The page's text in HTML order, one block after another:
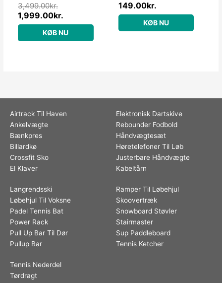
50kg
3,499.00kr.
1,999.00kr.
KØB NU
149.00kr.
KØB NU
Airtrack Til Haven
Ankelvægte
Bænkpres
Billardkø
Crossfit Sko
El Klaver
Elektronisk Dartskive
Rebounder Fodbold
Håndvægtesæt
Høretelefoner Til Løb
Justerbare Håndvægte
Kabeltårn
Langrendsski
Løbehjul Til Voksne
Padel Tennis Bat
Power Rack
Pull Up Bar Til Dør
Pullup Bar
Ramper Til Løbehjul
Skoovertræk
Snowboard Støvler
Stairmaster
Sup Paddleboard
Tennis Ketcher
Tennis Nederdel
Tørdragt